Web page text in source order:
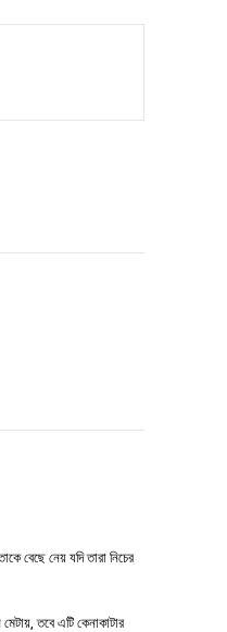
বেছে নেয় যদি তারা নিচের
তবে এটি কেনাকাটার